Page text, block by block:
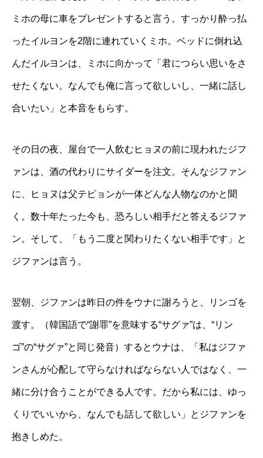
ミホの母に車をプレゼントすると言う。すっかり酔っ払
ったイルヨンを2階に連れていくミホ。ベッドに倒れ込
んだイルヨンは、ミホに向かって「君につらい思いをさ
せたくない。なんでも俺に言って欲しいし、一緒に話し
合いたい」と本音をもらす。
その日の夜、屋台で一人飲むヒョヌの前に現われたジフ
ァンは、酒の代わりにサイダーを注文。そんなジファン
に、ヒョヌは父テピョンが一体どんな人物なのかと聞
く。数十年たった今も、恐ろしい相手だと答えるジファ
ン。そして、「もう二度と関わりたくない相手です」と
ジファンは言う。
翌朝、ジファンは昨日の件をウナに謝ろうと、リンゴを
渡す。（韓国語で“謝罪”を意味する“サグァ”は、“リン
ゴ”の“サグァ”と同じ発音）するとウナは、「私はジファ
ンさんが心配して守らなければならない人ではなく、一
緒に分け合うことができる人です。だから私には、ゆっ
くりでいいから、なんでも話して欲しい」とジファンを
抱きしめた。